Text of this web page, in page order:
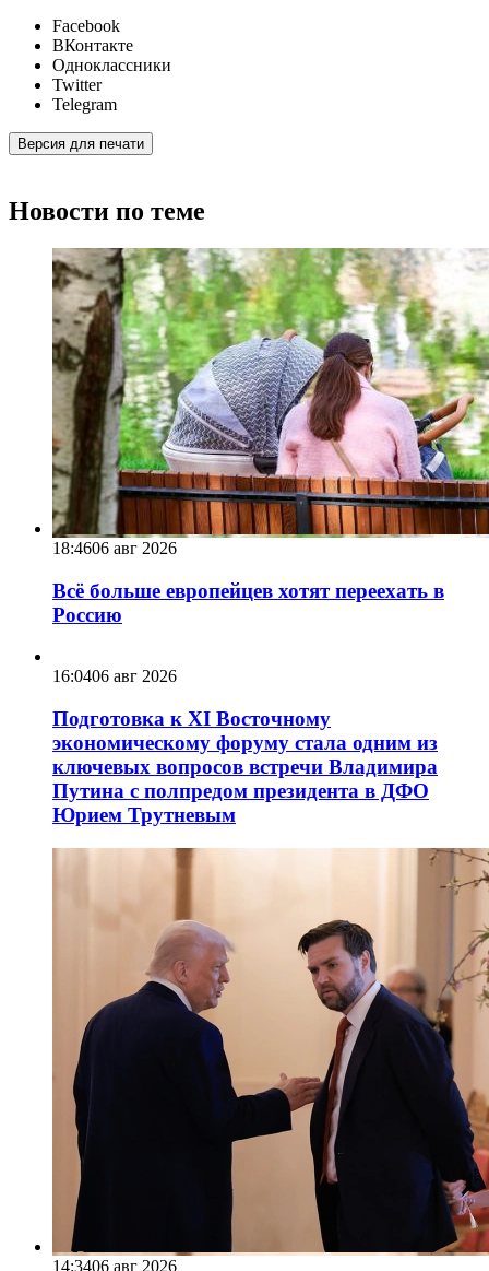
Facebook
ВКонтакте
Одноклассники
Twitter
Telegram
Версия для печати
Новости по теме
18:4606 авг 2026
Всё больше европейцев хотят переехать в
Россию
16:0406 авг 2026
Подготовка к XI Восточному
экономическому форуму стала одним из
ключевых вопросов встречи Владимира
Путина с полпредом президента в ДФО
Юрием Трутневым
14:3406 авг 2026